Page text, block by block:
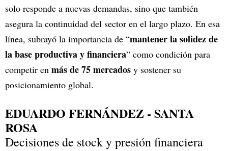
solo responde a nuevas demandas, sino que también
asegura la continuidad del sector en el largo plazo. En esa
línea, subrayó la importancia de “mantener la solidez de
la base productiva y financiera” como condición para
competir en más de 75 mercados y sostener su
posicionamiento global.
EDUARDO FERNÁNDEZ - SANTA
ROSA
Decisiones de stock y presión financiera